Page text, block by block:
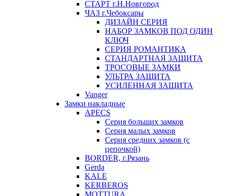
СТАРТ г.Н.Новгород
ЧАЗ г.Чебоксары
ДИЗАЙН СЕРИЯ
НАБОР ЗАМКОВ ПОД ОДИН
КЛЮЧ
СЕРИЯ РОМАНТИКА
СТАНДАРТНАЯ ЗАЩИТА
ТРОСОВЫЕ ЗАМКИ
УЛЬТРА ЗАЩИТА
УСИЛЕННАЯ ЗАЩИТА
Vanger
Замки накладные
APECS
Серия больших замков
Серия малых замков
Серия средних замков (с
цепочкой)
BORDER, г.Рязань
Gerda
KALE
KERBEROS
MOTTURA